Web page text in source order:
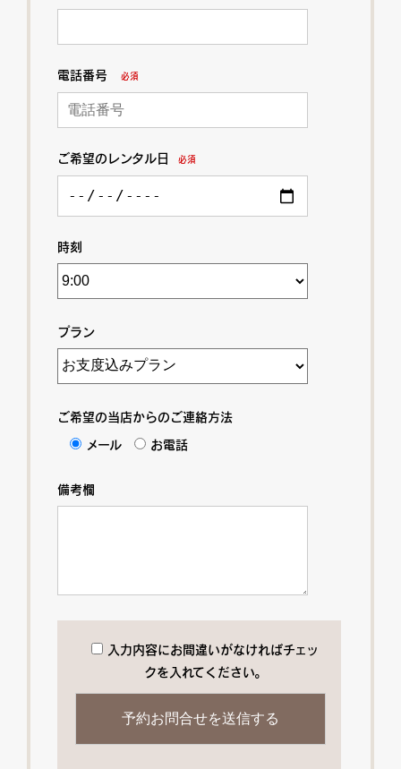
電話番号 必須
ご希望のレンタル日 必須
時刻
プラン
ご希望の当店からのご連絡方法
メール お電話
備考欄
入力内容にお間違いがなければチェッ
クを入れてください。